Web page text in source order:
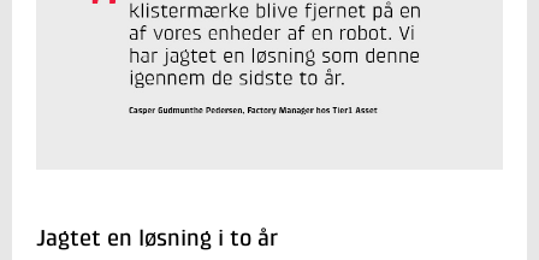
Jagtet en løsning i to år